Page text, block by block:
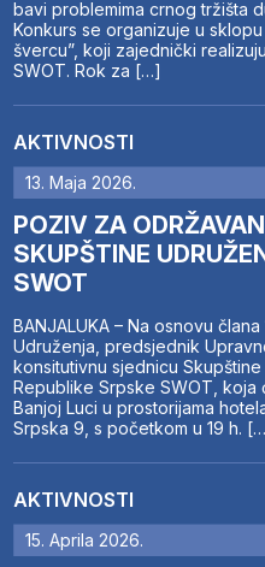
bavi problemima crnog tržišta
Konkurs se organizuje u
švercu”, koji zajednički
SWOT. Rok za […]
AKTIVNOSTI
13. Maja 2026.
POZIV ZA
SKUPŠTINE
SWOT
BANJALUKA – Na osnovu
Udruženja, predsjednik
konsitutivnu sjednicu
Republike Srpske SWOT,
Banjoj Luci u prostorijama
Srpska 9, s početkom u 19 h.
AKTIVNOSTI
15. Aprila 2026.